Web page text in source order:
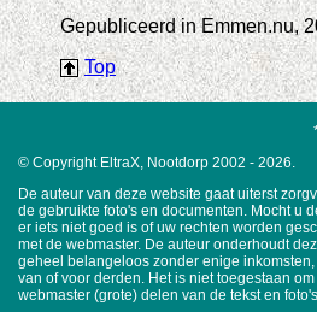
Gepubliceerd in Emmen.nu,
Top
* *
© Copyright EltraX, Nootdorp 2002 - 2026.
De auteur van deze website gaat uiterst
de gebruikte foto's en documenten. Mocht u
er iets niet goed is of uw rechten worden
met de webmaster. De auteur onderhoudt
geheel belangeloos zonder enige
van of voor derden. Het is niet toegestaan
webmaster (grote) delen van de tekst en